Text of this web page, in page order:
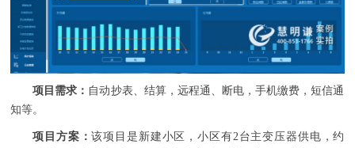
项目需求： 自动抄表、结算，远程通、断电，手机缴费，短信通
知等。
项目方案：该项目是新建小区，小区有2台主变压器供电，约